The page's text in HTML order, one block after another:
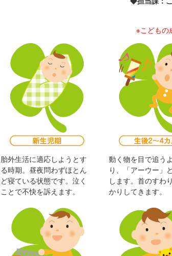
※こどもの
胎外生活に適応しようとす
る時期。昼夜問わずほとん
ど寝ている状態です。泣く
ことで不快を訴えます。
動く物を目で追う
り、「アーウー」
します。首のすわ
かりしてきます。